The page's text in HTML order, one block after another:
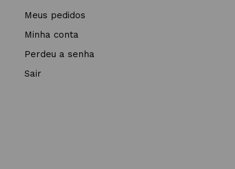
Meus pedidos
Minha conta
Perdeu a senha
Sair